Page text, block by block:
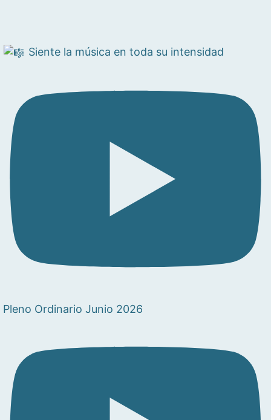
Siente la música en toda su intensidad
Pleno Ordinario Junio 2026